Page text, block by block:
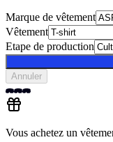
Marque de vêtement
Vêtement
Etape de production
Annuler
Vous achetez un